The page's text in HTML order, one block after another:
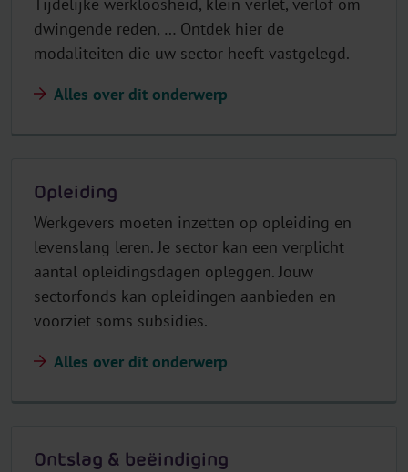
dwingende reden, … Ontdek hier de
modaliteiten die uw sector heeft vastgelegd.
Alles over dit onderwerp
Opleiding
Werkgevers moeten inzetten op opleiding en
levenslang leren. Je sector kan een verplicht
aantal opleidingsdagen opleggen. Jouw
sectorfonds kan opleidingen aanbieden en
voorziet soms subsidies.
Alles over dit onderwerp
Ontslag & beëindiging